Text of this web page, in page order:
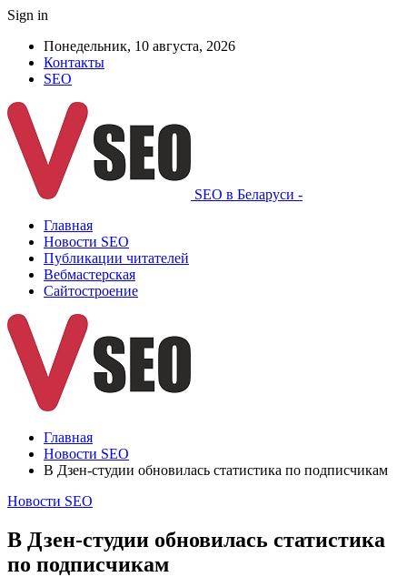
Sign in
Понедельник, 10 августа, 2026
Контакты
SEO
SEO в Беларуси -
Главная
Новости SEO
Публикации читателей
Вебмастерская
Сайтостроение
Главная
Новости SEO
В Дзен-студии обновилась статистика по подписчикам
Новости SEO
В Дзен-студии обновилась статистика
по подписчикам